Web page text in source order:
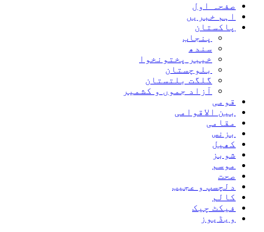
صفحہ اول
اہم خبریں
پاکستان
پنجاب
سندھ
خیبر پختونخوا
بلوچستان
گلگت بلتستان
آزاد جموں و کشمیر
قومی
بین الاقوامی
مقامی
بزنس
کھیل
شوبز
موسم
صحت
دلچسپ و عجیب
کالم
فیکٹ چیک
ویڈیوز